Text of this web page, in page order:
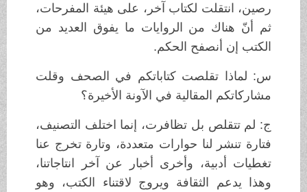
رصين، انتقلت لكتاب آخر، على هيئة المفرحات،
ثم أنّ هناك من الروايات ما يفوق العديد من
الكتب إن أنصفح الحكم.
س: لماذا تقلصت كتاباتكم في الصحف وقلت
مشاركاتكم المقالية في الآونة الأخيرة؟
ج: لم تتقلص بل تظافرت، إنما اختلف التصنيف،
فتارة تنشر لنا حوارات متعددة، وتارة تخرج عنا
تغطيات أدبية، وأخرى أخبار عن آخر انتاجاتنا،
وهذا يدعم الثقافة ويروج لاقتناء الكتب، وهو